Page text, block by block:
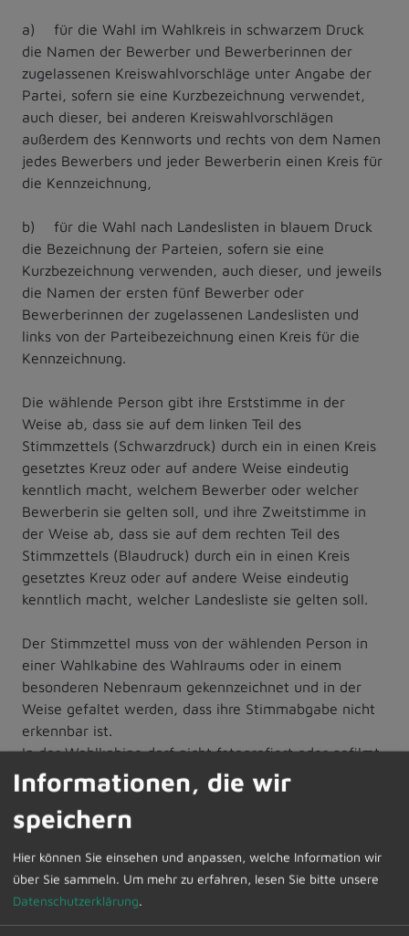
a) für die Wahl im Wahlkreis in schwarzem Druck
die Namen der Bewerber und Bewerberinnen der
zugelassenen Kreiswahlvorschläge unter Angabe der
Partei, sofern sie eine Kurzbezeichnung verwendet,
auch dieser, bei anderen Kreiswahlvorschlägen
außerdem des Kennworts und rechts von dem Namen
jedes Bewerbers und jeder Bewerberin einen Kreis für
die Kennzeichnung,
b) für die Wahl nach Landeslisten in blauem Druck
die Bezeichnung der Parteien, sofern sie eine
Kurzbezeichnung verwenden, auch dieser, und jeweils
die Namen der ersten fünf Bewerber oder
Bewerberinnen der zugelassenen Landeslisten und
links von der Parteibezeichnung einen Kreis für die
Kennzeichnung.
Die wählende Person gibt ihre Erststimme in der
Weise ab, dass sie auf dem linken Teil des
Stimmzettels (Schwarzdruck) durch ein in einen Kreis
gesetztes Kreuz oder auf andere Weise eindeutig
kenntlich macht, welchem Bewerber oder welcher
Bewerberin sie gelten soll, und ihre Zweitstimme in
der Weise ab, dass sie auf dem rechten Teil des
Stimmzettels (Blaudruck) durch ein in einen Kreis
gesetztes Kreuz oder auf andere Weise eindeutig
kenntlich macht, welcher Landesliste sie gelten soll.
Der Stimmzettel muss von der wählenden Person in
einer Wahlkabine des Wahlraums oder in einem
besonderen Nebenraum gekennzeichnet und in der
Weise gefaltet werden, dass ihre Stimmabgabe nicht
erkennbar ist.
In der Wahlkabine darf nicht fotografiert oder gefilmt
werden.
5. Die Wahlhandlung sowie die im Anschluss an die
des Wahlergebnisses im Wahlbezirk sind öffentlich.
Jede Person hat Zutritt, soweit das ohne
Beeinträchtigung des Wahlgeschäfts möglich ist.
Informationen, die wir
speichern
Hier können Sie einsehen und anpassen, welche Information wir
über Sie sammeln. Um mehr zu erfahren, lesen Sie bitte unsere
Datenschutzerklärung.